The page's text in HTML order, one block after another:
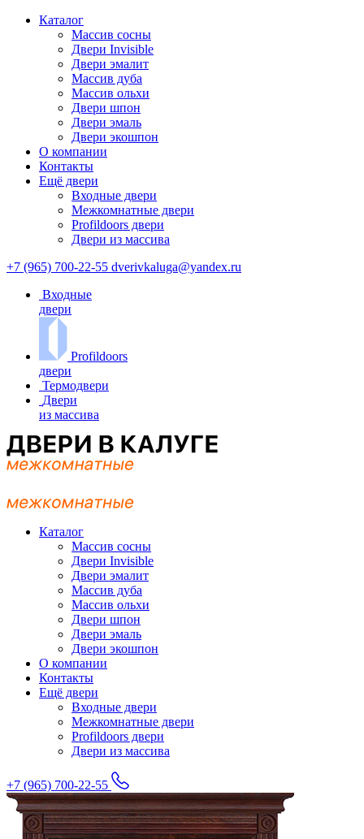
Каталог
Массив сосны
Двери Invisible
Двери эмалит
Массив дуба
Массив ольхи
Двери шпон
Двери эмаль
Двери экошпон
О компании
Контакты
Ещё двери
Входные двери
Межкомнатные двери
Profildoors двери
Двери из массива
+7 (965) 700-22-55 dverivkaluga@yandex.ru
Входные
двери
Profildoors
двери
Термодвери
Двери
из массива
Каталог
Массив сосны
Двери Invisible
Двери эмалит
Массив дуба
Массив ольхи
Двери шпон
Двери эмаль
Двери экошпон
О компании
Контакты
Ещё двери
Входные двери
Межкомнатные двери
Profildoors двери
Двери из массива
+7 (965) 700-22-55